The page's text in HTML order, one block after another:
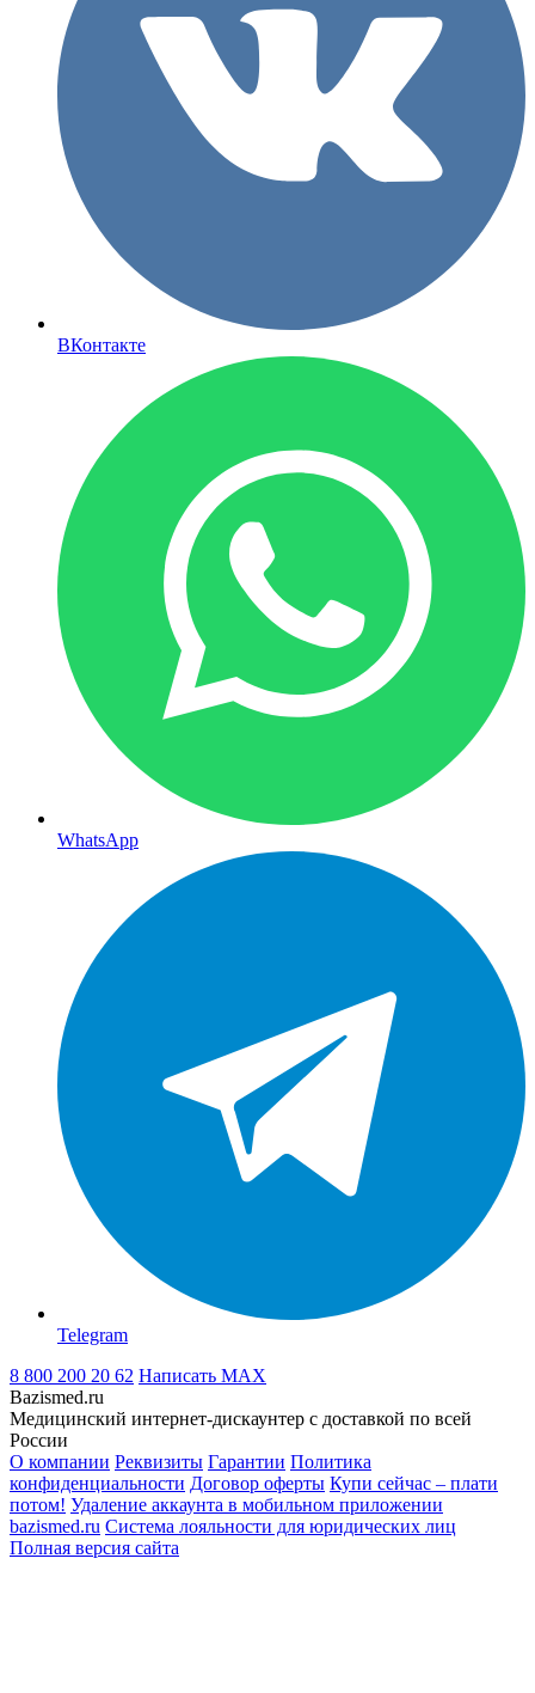
ВКонтакте
WhatsApp
Telegram
8 800 200 20 62 Написать MAX
Bazismed.ru
Медицинский интернет-дискаунтер с доставкой по всей
России
О компании Реквизиты Гарантии Политика
конфиденциальности Договор оферты Купи сейчас – плати
потом! Удаление аккаунта в мобильном приложении
bazismed.ru Система лояльности для юридических лиц
Полная версия сайта